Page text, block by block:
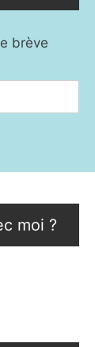
brève
moi ?